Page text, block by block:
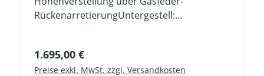
RückenarretierungUntergestell:
sehr guter Zustand ***
Regulärer Preis:
1.695,00 €
Preise exkl. MwSt. zzgl. Versandkosten